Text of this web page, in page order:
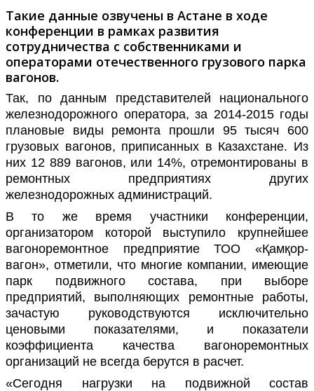
Такие данные озвучены в Астане в ходе
конференции в рамках развития
сотрудничества с собственниками и
операторами отечественного грузового парка
вагонов.
Так, по данным представителей национального
железнодорожного оператора, за 2014-2015 годы
плановые виды ремонта прошли 95 тысяч 600
грузовых вагонов, приписанных в Казахстане. Из
них 12 889 вагонов, или 14%, отремонтированы в
ремонтных предприятиях других
железнодорожных администраций.
В то же время участники конференции,
организатором которой выступило крупнейшее
вагоноремонтное предприятие ТОО «Қамқор-
вагон», отметили, что многие компании, имеющие
парк подвижного состава, при выборе
предприятий, выполняющих ремонтные работы,
зачастую руководствуются исключительно
ценовыми показателями, и показатели
коэффициента качества вагоноремонтных
организаций не всегда берутся в расчет.
«Сегодня нагрузки на подвижной состав